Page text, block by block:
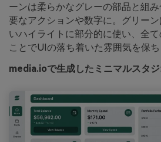
ーンは柔らかなグレーの部品と組
要なアクションや数字に。グリー
いハイライトに部分的に使い、全
ことでUIの落ち着いた雰囲気を保ち
media.ioで生成したミニマルスタジ